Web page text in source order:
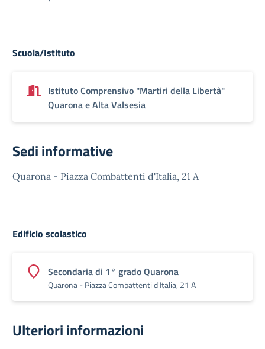
Scuola/Istituto
Istituto Comprensivo "Martiri della Libertà"
Quarona e Alta Valsesia
Sedi informative
Quarona - Piazza Combattenti d'Italia, 21 A
Edificio scolastico
Secondaria di 1° grado Quarona
Quarona - Piazza Combattenti d'Italia, 21 A
Ulteriori informazioni